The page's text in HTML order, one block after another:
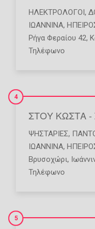
ΗΛΕΚΤΡΟΛΌΓΟΙ,
ΙΩΑΝΝΙΝΑ,
Ρήγα Φεραίου 42,
Τηλέφωνο
ΣΤΟΥ ΚΩΣΤΑ -
4
ΨΗΣΤΑΡΙΈΣ,
ΙΩΑΝΝΙΝΑ,
Βρυσοχώρι,
Τηλέφωνο
5